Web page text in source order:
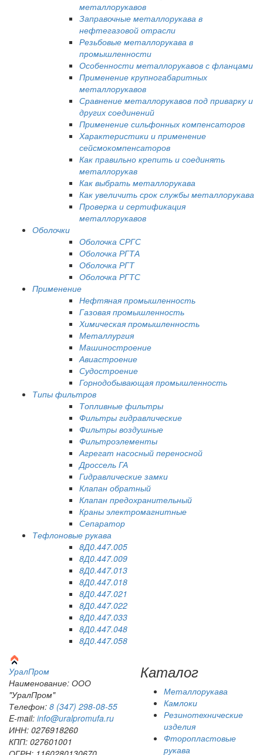
металлорукавов
Заправочные металлорукава в
нефтегазовой отрасли
Резьбовые металлорукава в
промышленности
Особенности металлорукавов с фланцами
Применение крупногабаритных
металлорукавов
Сравнение металлорукавов под приварку и
других соединений
Применение сильфонных компенсаторов
Характеристики и применение
сейсмокомпенсаторов
Как правильно крепить и соединять
металлорукав
Как выбрать металлорукава
Как увеличить срок службы металлорукава
Проверка и сертификация
металлорукавов
Оболочки
Оболочка СРГС
Оболочка РГТА
Оболочка РГТ
Оболочка РГТС
Применение
Нефтяная промышленность
Газовая промышленность
Химическая промышленность
Металлургия
Машиностроение
Авиастроение
Судостроение
Горнодобывающая промышленность
Типы фильтров
Топливные фильтры
Фильтры гидравлические
Фильтры воздушные
Фильтроэлементы
Агрегат насосный переносной
Дроссель ГА
Гидравлические замки
Клапан обратный
Клапан предохранительный
Краны электромагнитные
Сепаратор
Тефлоновые рукава
8Д0.447.005
8Д0.447.009
8Д0.447.013
8Д0.447.018
8Д0.447.021
8Д0.447.022
8Д0.447.033
8Д0.447.048
8Д0.447.058
УралПром
Наименование: ООО
"УралПром"
Телефон: 8 (347) 298‑08‑55
E-mail: info@uralpromufa.ru
ИНН: 0276918260
КПП: 027601001
Каталог
Металлорукава
Камлоки
Резинотехнические
изделия
Фторопластовые
рукава